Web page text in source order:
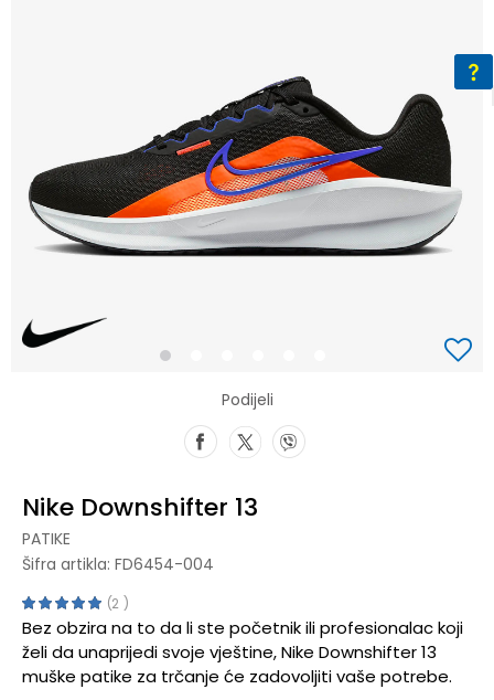
1
Podijeli
Nike Downshifter 13
PATIKE
Šifra artikla: FD6454-004
2
Bez obzira na to da li ste početnik ili profesionalac koji
želi da unaprijedi svoje vještine, Nike Downshifter 13
muške patike za trčanje će zadovoljiti vaše potrebe.